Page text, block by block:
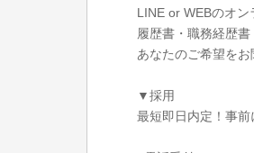
LINE or WEBのオ
履歴書・職務経歴
あなたのご希望を
▼採用
最短即日内定！事